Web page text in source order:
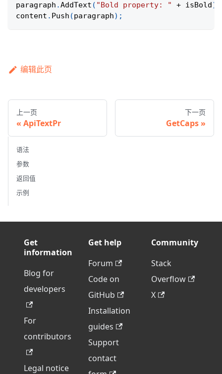
paragraph .AddText ( "Bold property: " + isBold )
content . Push (paragraph) ;
编辑此页
上一页
ApiTextPr
下一页
GetCaps
语法
参数
返回值
示例
Get
information
Blog for
developers
For
contributors
Legal notice
Get help
Forum
Code on
GitHub
Installation
guides
Support
contact
Community
Stack
Overflow
X